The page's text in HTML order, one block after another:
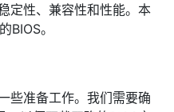
定性、兼容性和性能。本
BIOS。
些准备工作。我们需要确